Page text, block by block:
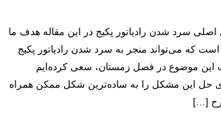
کامل ۱۲ دلیل اصلی سرد شدن رادیاتور پکیج در این مقاله هدف ما
که می‌تواند منجر به سرد شدن رادیاتور پکیج
این موضوع در فصل زمستان، سعی کرده‌ایم
حل این مشکل را به ساده‌ترین شکل ممکن همراه
[…]